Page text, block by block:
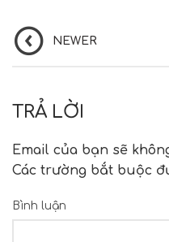
NEWER
TRẢ LỜI
Email của bạn sẽ
Các trường bắt buộc
Bình luận